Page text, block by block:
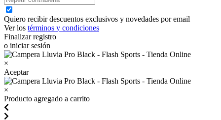
Quiero recibir descuentos exclusivos y novedades por email
Ver los términos y condiciones
Finalizar registro
o iniciar sesión
×
Aceptar
×
Producto agregado a carrito